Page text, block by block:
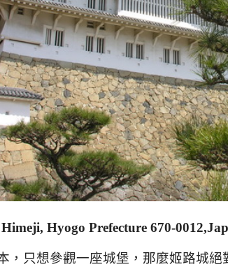
Hyogo Prefecture 670-
，只想參觀一座城堡，那麼姬路城絕